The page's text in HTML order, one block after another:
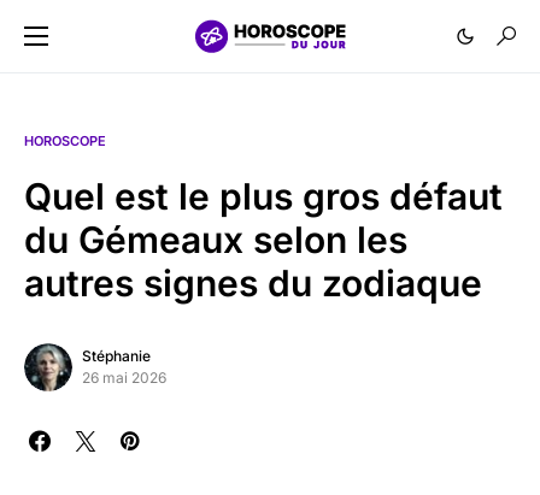
HOROSCOPE
Quel est le plus gros défaut
du Gémeaux selon les
autres signes du zodiaque
Stéphanie
26 mai 2026